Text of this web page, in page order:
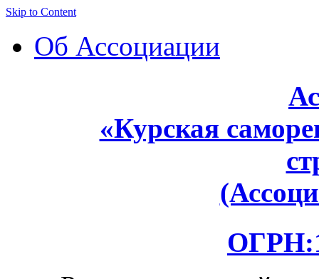
Skip to Content
Об Ассоциации
«Курская